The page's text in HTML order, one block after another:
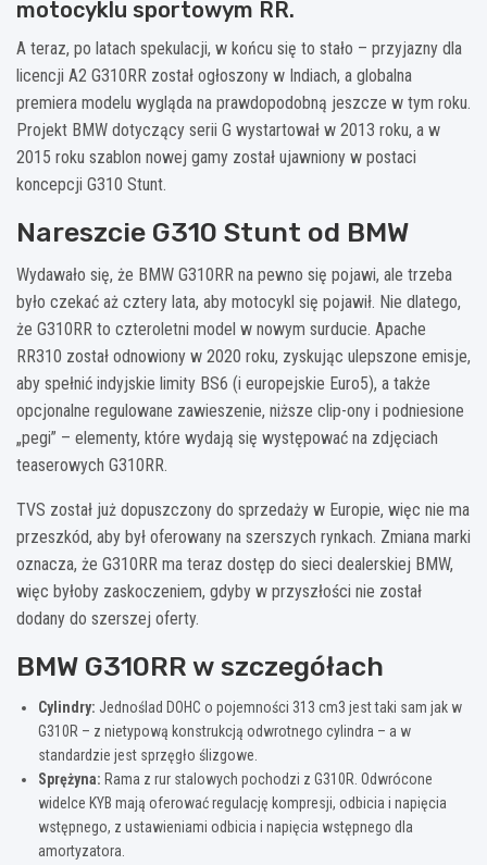
motocyklu sportowym RR.
A teraz, po latach spekulacji, w końcu się to stało – przyjazny dla
licencji A2 G310RR został ogłoszony w Indiach, a globalna
premiera modelu wygląda na prawdopodobną jeszcze w tym roku.
Projekt BMW dotyczący serii G wystartował w 2013 roku, a w
2015 roku szablon nowej gamy został ujawniony w postaci
koncepcji G310 Stunt.
Nareszcie G310 Stunt od BMW
Wydawało się, że BMW G310RR na pewno się pojawi, ale trzeba
było czekać aż cztery lata, aby motocykl się pojawił. Nie dlatego,
że G310RR to czteroletni model w nowym surducie. Apache
RR310 został odnowiony w 2020 roku, zyskując ulepszone emisje,
aby spełnić indyjskie limity BS6 (i europejskie Euro5), a także
opcjonalne regulowane zawieszenie, niższe clip-ony i podniesione
„pegi” – elementy, które wydają się występować na zdjęciach
teaserowych G310RR.
TVS został już dopuszczony do sprzedaży w Europie, więc nie ma
przeszkód, aby był oferowany na szerszych rynkach. Zmiana marki
oznacza, że G310RR ma teraz dostęp do sieci dealerskiej BMW,
więc byłoby zaskoczeniem, gdyby w przyszłości nie został
dodany do szerszej oferty.
BMW G310RR w szczegółach
Cylindry: Jednoślad DOHC o pojemności 313 cm3 jest taki sam jak w
G310R – z nietypową konstrukcją odwrotnego cylindra – a w
standardzie jest sprzęgło ślizgowe.
Sprężyna: Rama z rur stalowych pochodzi z G310R. Odwrócone
widelce KYB mają oferować regulację kompresji, odbicia i napięcia
wstępnego, z ustawieniami odbicia i napięcia wstępnego dla
amortyzatora.